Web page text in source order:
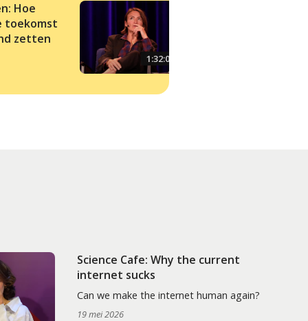
Hoe
toekomst
zetten
1:32:00
Science Cafe: Why the current
internet sucks
Can we make the internet human again?
19 mei 2026